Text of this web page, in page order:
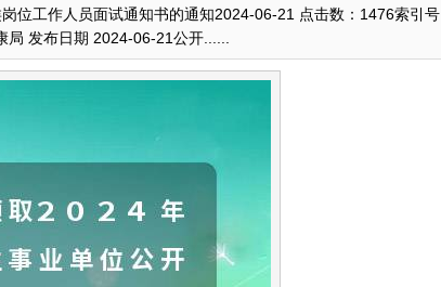
位工作人员面试通知书的通知2024-06-21 点击数：1476索引号
发布日期 2024-06-21公开......